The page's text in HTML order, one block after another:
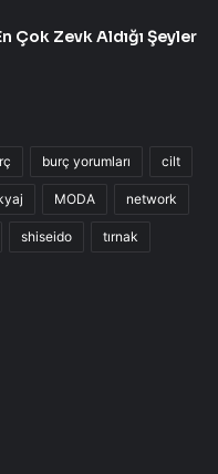
Çok Zevk Aldığı Şeyler
burç yorumları cilt
MODA network
shiseido tırnak